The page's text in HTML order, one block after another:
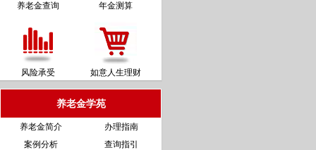
养老金查询 年金测算
风险承受 如意人生理财
养老金学苑
养老金简介
办理指南
案例分析
查询指引